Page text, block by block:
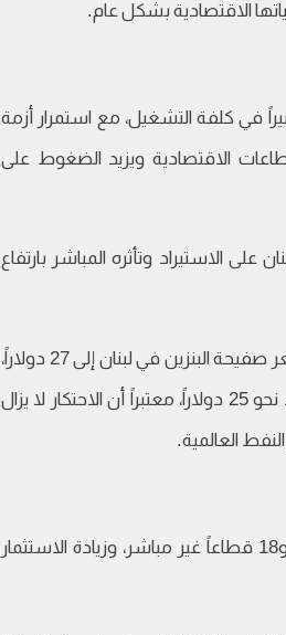
الاقتصادية بشكل عام.
في كلفة التشغيل، مع استمرار أزمة
الاقتصادية ويزيد الضغوط على
الاستيراد وتأثره المباشر بارتفاع
وفي توضيح يقول الباحث إن سعر برميل النفط بلغ 115 دولاراً عندما وصل سعر صفيحة البنزين في لبنان إلى 27 دولاراً،
فيما تراجع سعر البرميل لاحقاً إلى نحو 70 دولاراً، بينما بقي سعر الصفيحة عند نحو 25 دولاراً، معتبراً أن الاحتكار لا يزال
العالمية.
ويرى ناصر الدين أن مرحلة إعادة الإعمار قادرة على تحريك 18 قطاعاً مباشراً و18 قطاعاً غير مباشر، وزيادة الاستثمار